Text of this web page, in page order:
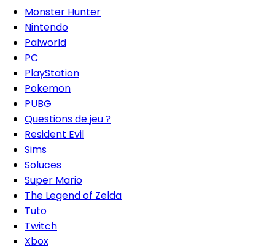
Monster Hunter
Nintendo
Palworld
PC
PlayStation
Pokemon
PUBG
Questions de jeu ?
Resident Evil
Sims
Soluces
Super Mario
The Legend of Zelda
Tuto
Twitch
Xbox